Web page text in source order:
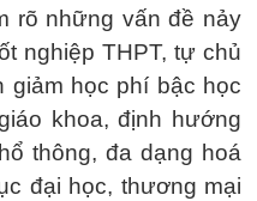
rõ những vấn đề nảy
nghiệp THPT, tự chủ
giảm học phí bậc học
khoa, định hướng
thông, đa dạng hoá
đại học, thương mại